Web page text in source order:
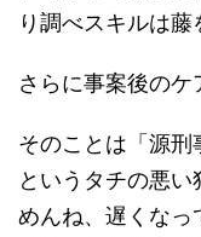
り調べスキルは藤
さらに事案後のケ
そのことは「源刑
というタチの悪
めんね、遅くな